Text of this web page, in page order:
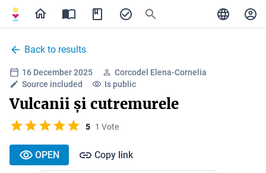
Back to results
16 December 2025
Corcodel Elena-Cornelia
Source included
Is public
Vulcanii și cutremurele
5 1 Vote
OPEN Copy link